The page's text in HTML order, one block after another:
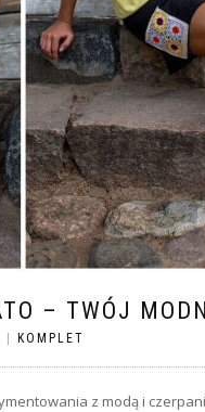
– TWÓJ
KOMPLET
z modą i